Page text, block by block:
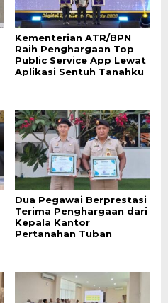
Kementerian ATR/BPN
Raih Penghargaan Top
Public Service App Lewat
Aplikasi Sentuh Tanahku
Dua Pegawai Berprestasi
Terima Penghargaan dari
Kepala Kantor
Pertanahan Tuban